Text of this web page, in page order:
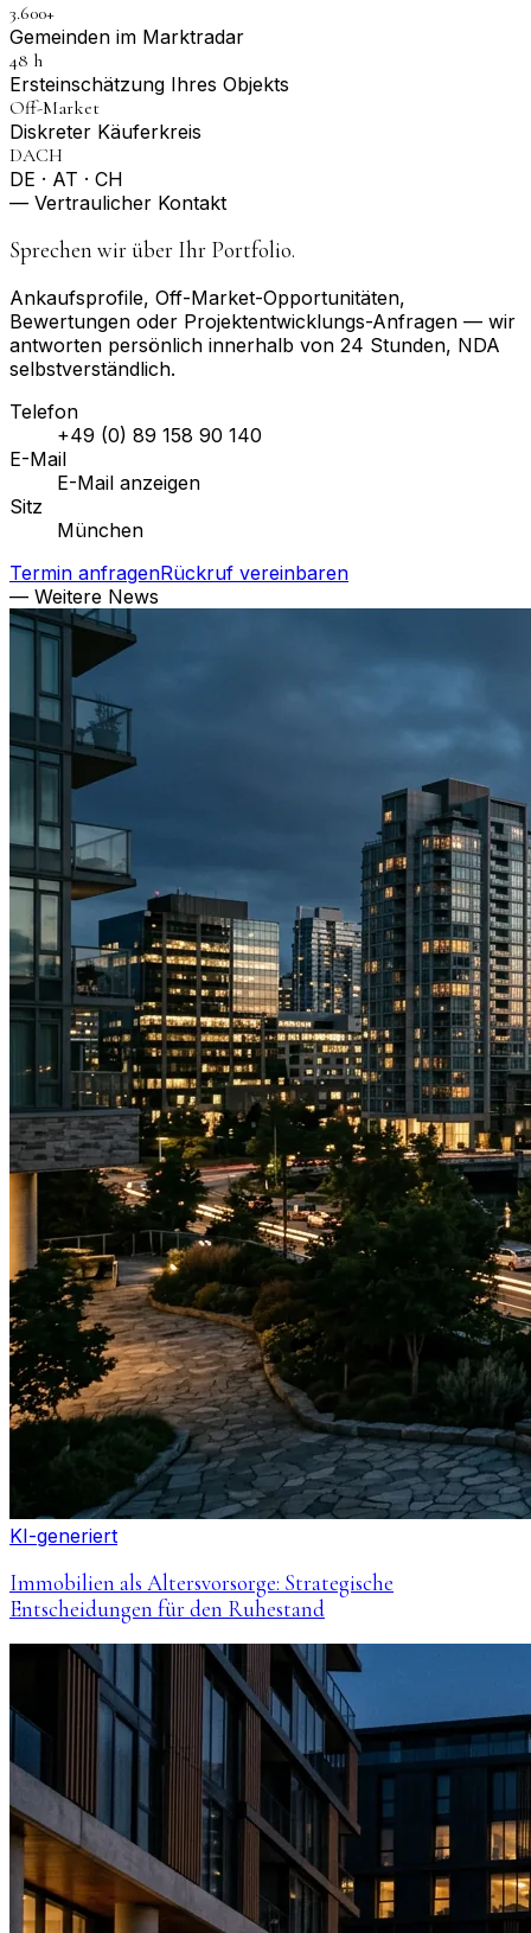
3.600+
Gemeinden im Marktradar
48 h
Erst­einschätzung Ihres Objekts
Off-Market
Diskreter Käuferkreis
DACH
DE · AT · CH
— Vertraulicher Kontakt
Sprechen wir über Ihr Portfolio.
Ankaufsprofile, Off-Market-Opportunitäten,
Bewertungen oder Projektentwicklungs-Anfragen — wir
antworten persönlich innerhalb von 24 Stunden, NDA
selbstverständlich.
Telefon
+49 (0) 89 158 90 140
E-Mail
E-Mail anzeigen
Sitz
München
Termin anfragenRückruf vereinbaren
— Weitere News
KI-generiert
Immobilien als Altersvorsorge: Strategische
Entscheidungen für den Ruhestand